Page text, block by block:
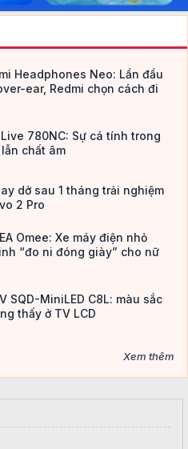
Headphones Neo: Lần đầu
ear, Redmi chọn cách đi
780NC: Sự cá tính trong
chất âm
dở sau 1 tháng trải nghiệm
2 Pro
Omee: Xe máy điện nhỏ
“đo ni đóng giày” cho nữ
SQD-MiniLED C8L: màu sắc
thấy ở TV LCD
Xem thêm